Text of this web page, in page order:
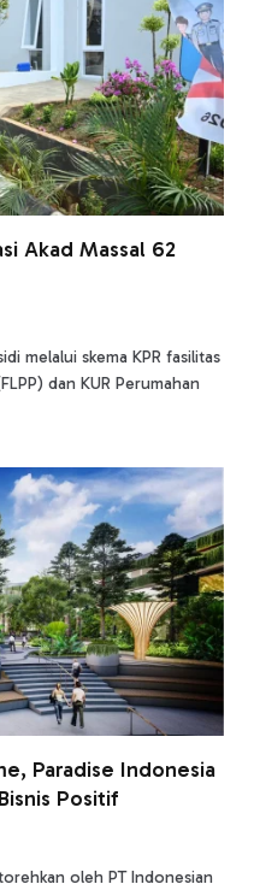
Akad Massal 62
melalui skema KPR fasilitas
dan KUR Perumahan
Paradise Indonesia
Positif
oleh PT Indonesian